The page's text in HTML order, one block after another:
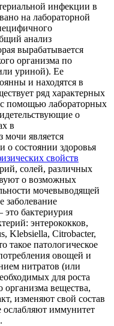
инфекции в
на лабораторной
анализ
вырабатывается
организма по
уриной). Ее
и находятся в
ряд характерных
с помощью лабораторных
о
в
является
состоянии здоровья
свойств
солей, различных
о возможных
мочевыводящей
заболевание
это бактериурия
энтерококков,
Klebsiella, Citrobacter,
такое патологическое
овощей и
нитратов (или
для роста
организма вещества,
изменяют свой состав
иммунитет